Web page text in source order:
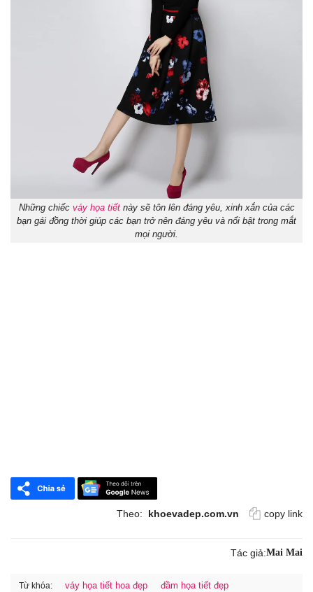
Những chiếc váy họa tiếtnày sẽ tôn lên đáng yêu, xinh xắn của các
bạn gái đồng thời giúp các bạn trở nên đáng yêu và nổi bật trong mắt
mọi người.
Theo: khoevadep.com.vn copy link
Tác giả:Mai Mai
Từ khóa: váy họa tiết hoa đẹp
đầm họa tiết đẹp